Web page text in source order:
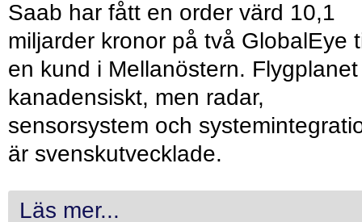
Saab har fått en order värd 10,1
miljarder kronor på två GlobalEye
en kund i Mellanöstern.
kanadensiskt, men radar,
sensorsystem och
är svenskutvecklade.
Läs mer...